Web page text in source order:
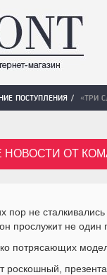
ПОСТУПЛЕНИЯ «ТРИ
НОВОСТИ ОТ
пор не
прослужит не один
потрясающих
роскошный,